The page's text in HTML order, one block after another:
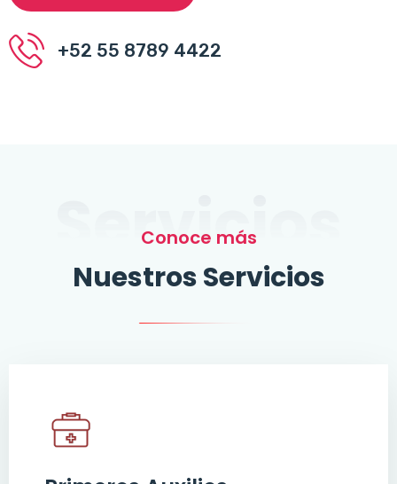
+52 55 8789 4422
Servicios
Conoce más
Nuestros Servicios